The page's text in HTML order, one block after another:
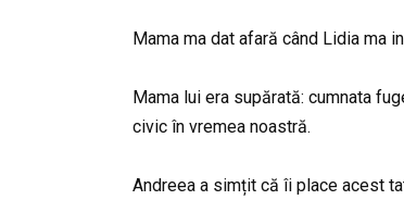
Mama ma dat afară când Lidia ma
Mama lui era supărată: cumnata
civic în vremea noastră.
Andreea a simțit că îi place acest